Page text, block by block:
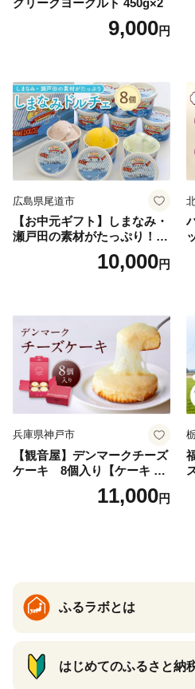
9,000円
広島県尾道市
【お中元ギフト】しまなみ・
瀬戸田の素材がたっぷり！ジ
10,000円
兵庫県神戸市
【観音屋】デンマークチーズ
ケーキ 8個入り【ケーキ チ
ーズケーキ 人気スイーツ お
すすめスイーツ 神戸スイー
11,000円
ふるラボとは
はじめてのふるさと納